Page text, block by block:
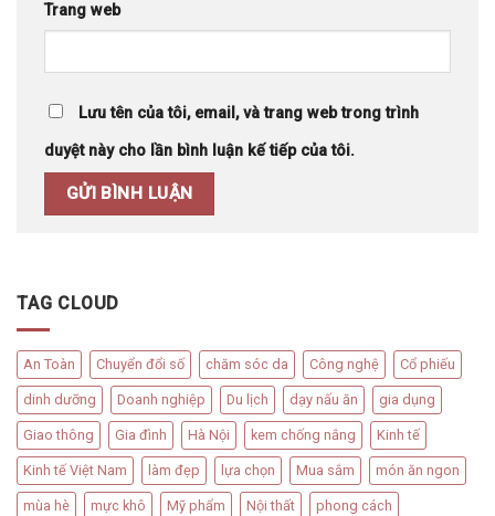
Trang web
Lưu tên của tôi, email, và trang web trong trình
duyệt này cho lần bình luận kế tiếp của tôi.
TAG CLOUD
An Toàn Chuyển đổi số chăm sóc da Công nghệ Cổ phiếu
dinh dưỡng Doanh nghiệp Du lịch dạy nấu ăn gia dụng
Giao thông Gia đình Hà Nội kem chống nắng Kinh tế
Kinh tế Việt Nam làm đẹp lựa chọn Mua sắm món ăn ngon
mùa hè mực khô Mỹ phẩm Nội thất phong cách